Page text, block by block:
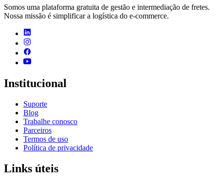
Somos uma plataforma gratuita de gestão e intermediação de fretes.
Nossa missão é simplificar a logística do e-commerce.
Institucional
Suporte
Blog
Trabalhe conosco
Parceiros
Termos de uso
Política de privacidade
Links úteis